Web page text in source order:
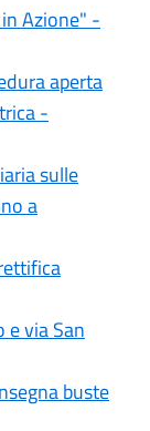
Azione" -
aperta
-
sulle
a
e via San
buste